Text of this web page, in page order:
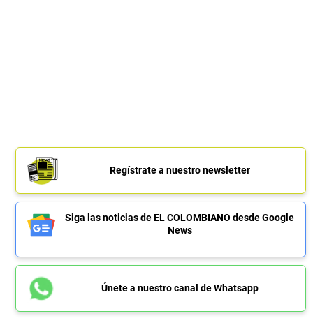
Regístrate a nuestro newsletter
Siga las noticias de EL COLOMBIANO desde Google
News
Únete a nuestro canal de Whatsapp